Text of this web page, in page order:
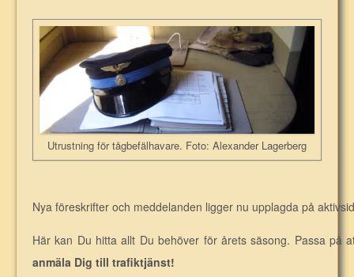
Utrustning för tågbefälhavare. Foto: Alexander Lagerberg
Nya föreskrifter och meddelanden ligger nu upplagda på
Här kan Du hitta allt Du behöver för årets säsong. Passa på
anmäla Dig till trafiktjänst!